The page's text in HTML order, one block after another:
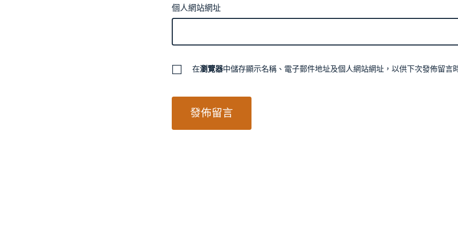
個人網站網址
在瀏覽器中儲存顯示名稱、電子郵件地址及個人網站網址，以供下次發佈留言